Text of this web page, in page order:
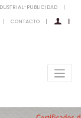
PUBLICIDAD
|
| CONTACTO | |